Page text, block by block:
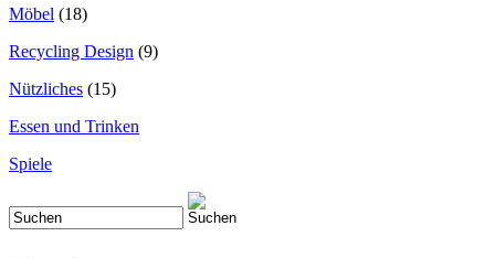
Möbel (18)
Recycling Design (9)
Nützliches (15)
Essen und Trinken
Spiele